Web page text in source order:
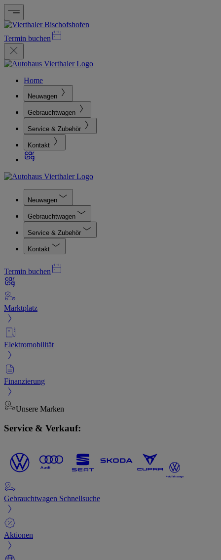
Termin buchen
Home
Neuwagen
Gebrauchtwagen
Service & Zubehör
Kontakt
Neuwagen
Gebrauchtwagen
Service & Zubehör
Kontakt
Termin buchen
Marktplatz
Elektromobilität
Finanzierung
Unsere Marken
Service & Verkauf:
Gebrauchtwagen Schnellsuche
Aktionen